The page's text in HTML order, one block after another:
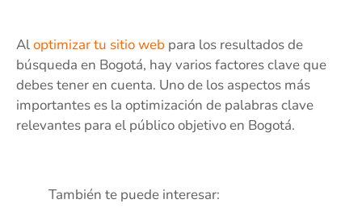
Aloptimizar tu sitio web para los resultados de
búsqueda en Bogotá, hay varios factores clave que
debes tener en cuenta. Uno de los aspectos más
importantes es la optimización de palabras clave
relevantes para el público objetivo en Bogotá.
También te puede interesar: